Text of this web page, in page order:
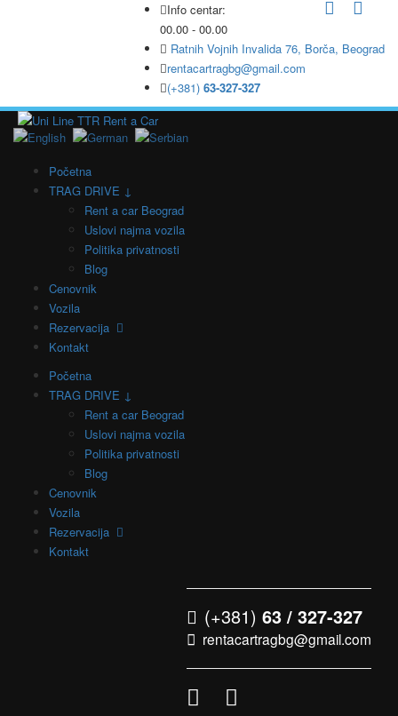
Info centar:
00.00 - 00.00
Ratnih Vojnih Invalida 76, Borča, Beograd
rentacartragbg@gmail.com
(+381) 63-327-327
Početna
TRAG DRIVE ↓
Rent a car Beograd
Uslovi najma vozila
Politika privatnosti
Blog
Cenovnik
Vozila
Rezervacija
Kontakt
Početna
TRAG DRIVE ↓
Rent a car Beograd
Uslovi najma vozila
Politika privatnosti
Blog
Cenovnik
Vozila
Rezervacija
Kontakt
(+381) 63 / 327-327
rentacartragbg@gmail.com